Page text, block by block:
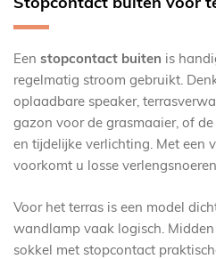
Een stopcontact buiten is
regelmatig stroom gebruikt.
oplaadbare speaker,
gazon voor de grasmaaier, of
en tijdelijke verlichting. Met een
voorkomt u losse
Voor het terras is een model
wandlamp vaak logisch.
sokkel met stopcontact